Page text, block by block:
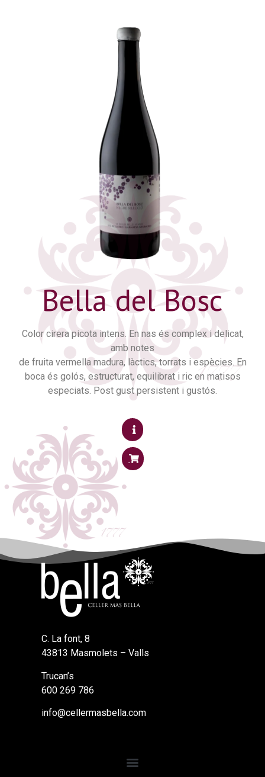
Bella del Bosc
Color cirera picota intens. En nas és complex i delicat,
amb notes
de fruita vermella madura, làctics, torrats i espècies. En
boca és golós, estructurat, equilibrat i ric en matisos
especiats. Post gust persistent i gustós.
C. La font, 8
43813 Masmolets – Valls
Trucan’s
600 269 786
info@cellermasbella.com